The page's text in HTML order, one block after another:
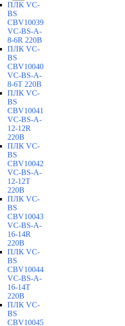
ПЛК VC-
BS
CBV10039
VC-BS-A-
8-6R 220В
ПЛК VC-
BS
CBV10040
VC-ВS-A-
8-6T 220В
ПЛК VC-
BS
CBV10041
VC-ВS-A-
12-12R
220В
ПЛК VC-
BS
CBV10042
VC-ВS-A-
12-12T
220В
ПЛК VC-
BS
CBV10043
VC-ВS-A-
16-14R
220В
ПЛК VC-
BS
CBV10044
VC-ВS-A-
16-14T
220В
ПЛК VC-
BS
CBV10045